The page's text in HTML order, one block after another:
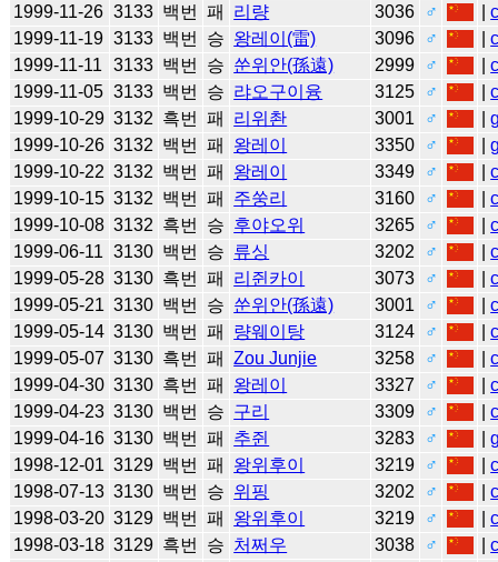
1999-11-26 3133 백번 패 리량 3036 ♂ |
1999-11-19 3133 백번 승 왕레이(雷) 3096 ♂ |
1999-11-11
3133 백번 승 쑨위안(孫遠) 2999 ♂ |
1999-11-05 3133 백번 승 랴오구이융 3125 ♂ |
1999-10-29 3132 흑번 패 리위촨 3001 ♂ |
1999-10-26 3132 백번 패 왕레이 3350 ♂ |
1999-10-22 3132 백번 패 왕레이 3349 ♂ |
1999-10-15 3132 백번 패 주쑹리 3160 ♂ |
1999-10-08 3132 흑번 승 후야오위 3265 ♂ |
1999-06-11 3130 백번 승 류싱 3202 ♂ |
1999-05-28 3130 흑번 패 리쥔카이 3073 ♂ |
1999-05-21 3130 백번 승 쑨위안(孫遠) 3001 ♂ |
1999-05-14 3130 백번 패 량웨이탕 3124 ♂ |
1999-05-07 3130 흑번 패 Zou Junjie 3258 ♂ |
1999-04-30 3130 흑번 패 왕레이 3327 ♂ |
1999-04-23 3130 백번 승 구리 3309 ♂ |
1999-04-16 3130 백번 패 추쥔 3283 ♂ |
1998-12-01 3129 백번 패 왕위후이 3219 ♂ |
1998-07-13 3130 백번 승 위핑 3202 ♂ |
1998-03-20 3129 백번 패 왕위후이 3219 ♂ |
1998-03-18 3129 흑번 승 처쩌우 3038 ♂ |